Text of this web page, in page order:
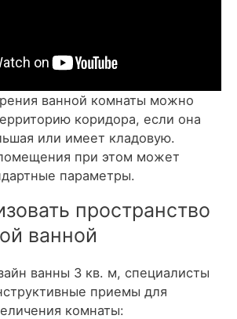
ванной комнаты можно
коридора, если она
или имеет кладовую.
при этом может
параметры.
пространство
ванной
ванны 3 кв. м, специалисты
приемы для
комнаты: